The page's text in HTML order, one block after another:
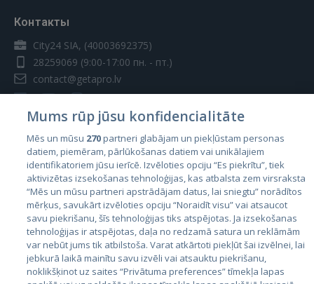
Контакты
City24 SIA, (40003692375)
28259069 (9:00-17:00 пн. - пт.)
contact@getapro.lv
Страны
Эстония
Латвия
Литва
Mums rūp jūsu konfidencialitāte
Mēs un mūsu 270partneri glabājam un piekļūstam personas
datiem, piemēram, pārlūkošanas datiem vai unikālajiem
identifikatoriem jūsu ierīcē. Izvēloties opciju “Es piekrītu”, tiek
aktivizētas izsekošanas tehnoloģijas, kas atbalsta zem virsraksta
“Mēs un mūsu partneri apstrādājam datus, lai sniegtu” norādītos
mērķus, savukārt izvēloties opciju “Noraidīt visu” vai atsaucot
savu piekrišanu, šīs tehnoloģijas tiks atspējotas. Ja izsekošanas
tehnoloģijas ir atspējotas, daļa no redzamā satura un reklāmām
var nebūt jums tik atbilstoša. Varat atkārtoti piekļūt šai izvēlnei, lai
jebkurā laikā mainītu savu izvēli vai atsauktu piekrišanu,
noklikšķinot uz saites “Privātuma preferences” tīmekļa lapas